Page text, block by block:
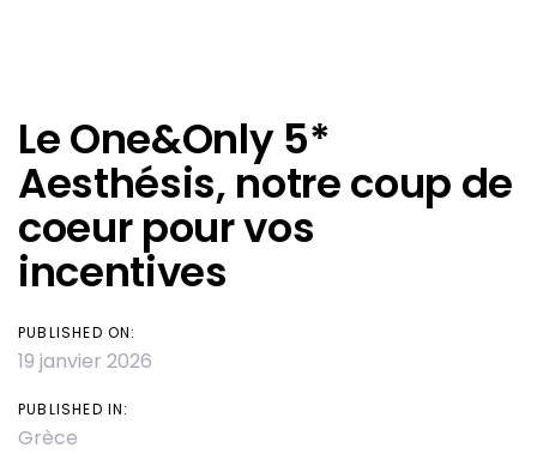
Le One&Only 5*
Aesthésis, notre coup de
coeur pour vos
incentives
PUBLISHED ON:
19 janvier 2026
PUBLISHED IN:
Grèce